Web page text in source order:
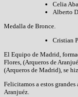
Celia
Alberto
Medalla de Bronce.
Cristian
El Equipo de Madrid,
Flores, (Arqueros de
(Arqueros de Madrid), se
Felicitamos a estos
Aranjuéz.